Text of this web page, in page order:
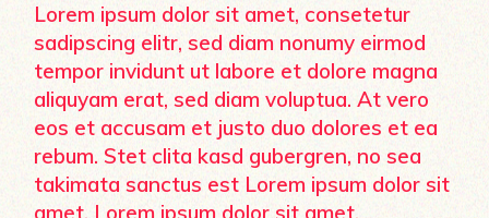
Lorem ipsum dolor sit amet, consetetur
sadipscing elitr, sed diam nonumy eirmod
tempor invidunt ut labore et dolore magna
aliquyam erat, sed diam voluptua. At vero
eos et accusam et justo duo dolores et ea
rebum. Stet clita kasd gubergren, no sea
takimata sanctus est Lorem ipsum dolor sit